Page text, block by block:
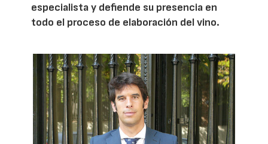
especialista y defiende su presencia en
todo el proceso de elaboración del vino.